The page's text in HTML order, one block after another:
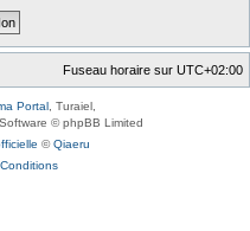
Fuseau horaire sur UTC+02:00
Portal , Turaiel,
© phpBB Limited
©Qiaeru
Conditions